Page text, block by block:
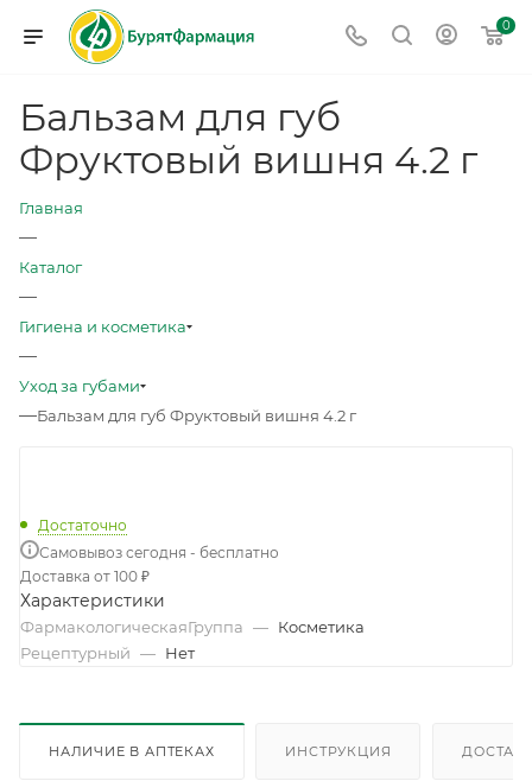
0
Бальзам для губ
Фруктовый вишня 4.2 г
Главная
—
Каталог
—
Гигиена и косметика
—
Уход за губами
—Бальзам для губ Фруктовый вишня 4.2 г
Достаточно
Самовывоз сегодня - бесплатно
Доставка от 100 ₽
Характеристики
ФармакологическаяГруппа — Косметика
Рецептурный — Нет
НАЛИЧИЕ В АПТЕКАХ ИНСТРУКЦИЯ